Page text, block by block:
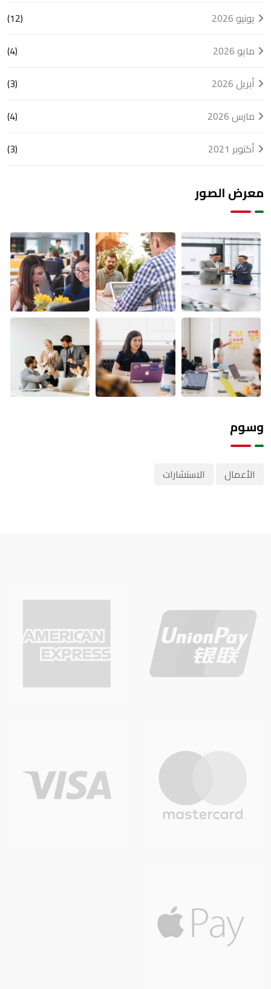
يونيو 2026
(12)
مايو 2026
(4)
أبريل 2026
(3)
مارس 2026
(4)
أكتوبر 2021
(3)
معرض الصور
وسوم
الأعمال الاستشارات